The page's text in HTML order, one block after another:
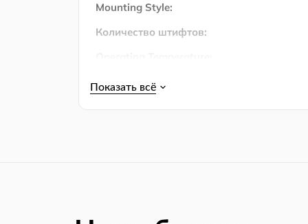
Mounting Style:
Количество штифтов:
Operating Temperature (Max):